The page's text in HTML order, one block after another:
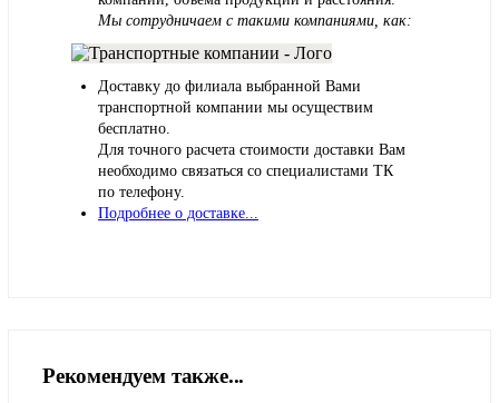
Мы сотрудничаем с такими компаниями, как:
Доставку до филиала выбранной Вами
транспортной компании мы осуществим
бесплатно.
Для точного расчета стоимости доставки Вам
необходимо связаться со специалистами ТК
по телефону.
Подробнее о доставке...
Рекомендуем также...